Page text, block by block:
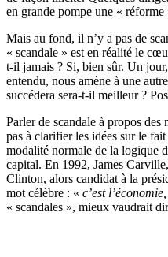
en grande pompe une «
Mais au fond, il n’y a pas de
« scandale » est en réalité le
t-il jamais ? Si, bien sûr. Un
entendu, nous amène à une
succédera sera-t-il meilleur ?
Parler de scandale à propos
pas à clarifier les idées sur le
modalité normale de la logique
capital. En 1992, James
Clinton, alors candidat à la
mot célèbre : « c’est
« scandales », mieux vaudrait